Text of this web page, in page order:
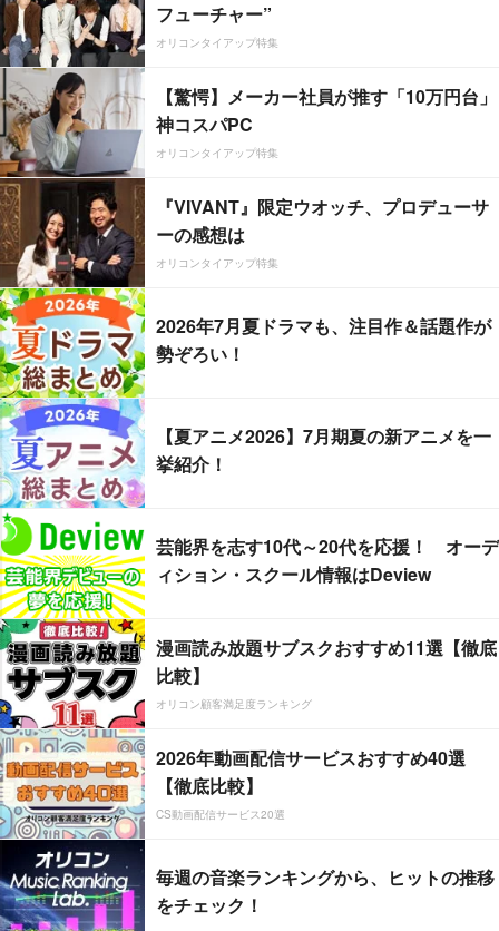
フューチャー”
オリコンタイアップ特集
【驚愕】メーカー社員が推す「10万円台」
神コスパPC
オリコンタイアップ特集
『VIVANT』限定ウオッチ、プロデューサ
ーの感想は
オリコンタイアップ特集
2026年7月夏ドラマも、注目作＆話題作が
勢ぞろい！
【夏アニメ2026】7月期夏の新アニメを一
挙紹介！
芸能界を志す10代～20代を応援！ オーデ
ィション・スクール情報はDeview
漫画読み放題サブスクおすすめ11選【徹底
比較】
オリコン顧客満足度ランキング
2026年動画配信サービスおすすめ40選
【徹底比較】
CS動画配信サービス20選
毎週の音楽ランキングから、ヒットの推移
をチェック！